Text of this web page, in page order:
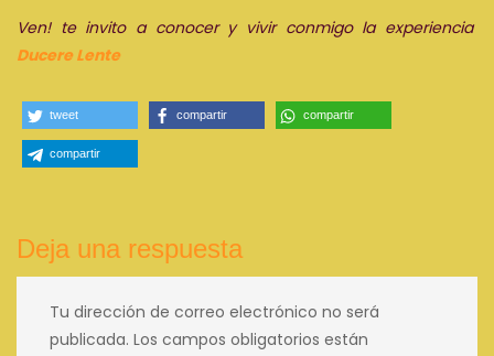
Ven! te invito a conocer y vivir conmigo la experiencia
Ducere Lente
tweet compartir compartir
compartir
Deja una respuesta
Tu dirección de correo electrónico no será
publicada. Los campos obligatorios están